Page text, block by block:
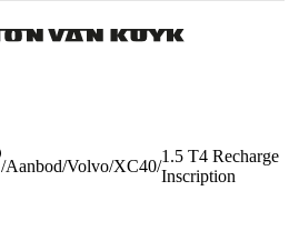
/Aanbod/Volvo/XC40/
1.5 T4 Recharge
Inscription